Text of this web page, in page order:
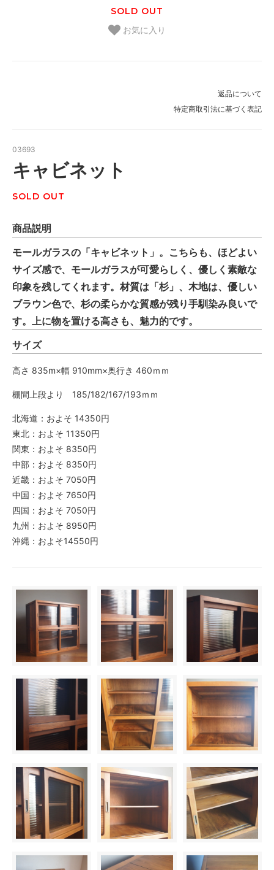
SOLD OUT
お気に入り
返品について
特定商取引法に基づく表記
03693
キャビネット
SOLD OUT
商品説明
モールガラスの「キャビネット」。こちらも、ほどよい
サイズ感で、モールガラスが可愛らしく、優しく素敵な
印象を残してくれます。材質は「杉」、木地は、優しい
ブラウン色で、杉の柔らかな質感が残り手馴染み良いで
す。上に物を置ける高さも、魅力的です。
サイズ
高さ 835m×幅 910mm×奥行き 460ｍｍ
棚間上段より 185/182/167/193ｍｍ
北海道：およそ 14350円
東北：およそ 11350円
関東：およそ 8350円
中部：およそ 8350円
近畿：およそ 7050円
中国：およそ 7650円
四国：およそ 7050円
九州：およそ 8950円
沖縄：およそ14550円